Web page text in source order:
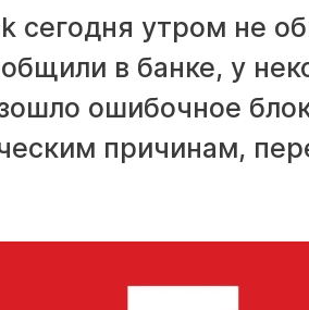
сегодня утром не
в банке, у
ошибочное
причинам,